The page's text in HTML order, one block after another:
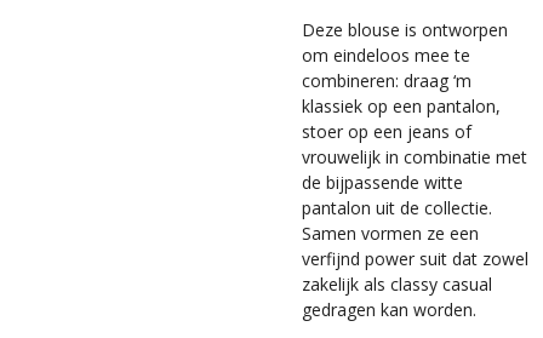
Deze blouse is ontworpen
om eindeloos mee te
combineren: draag ‘m
klassiek op een pantalon,
stoer op een jeans of
vrouwelijk in combinatie met
de bijpassende witte
pantalon uit de collectie.
Samen vormen ze een
verfijnd power suit dat zowel
zakelijk als classy casual
gedragen kan worden.